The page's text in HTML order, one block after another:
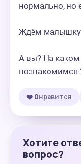
нормально, но
Ждём малышку
А вы? На каком
познакомимся
❤️ 0нравится
Хотите
вопрос?